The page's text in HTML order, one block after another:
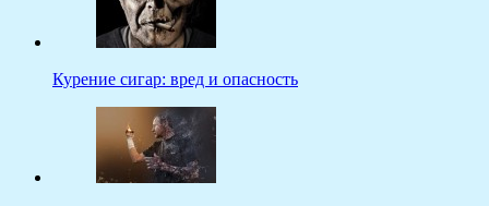
Курение сигар: вред и опасность